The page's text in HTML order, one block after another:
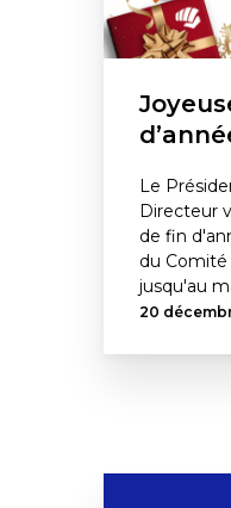
Le
Directeur
de fin
du
jusqu'au
20